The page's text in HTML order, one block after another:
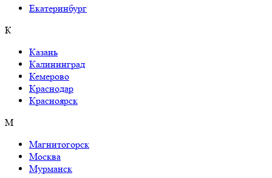
Екатеринбург
К
Казань
Калининград
Кемерово
Краснодар
Красноярск
М
Магнитогорск
Москва
Мурманск